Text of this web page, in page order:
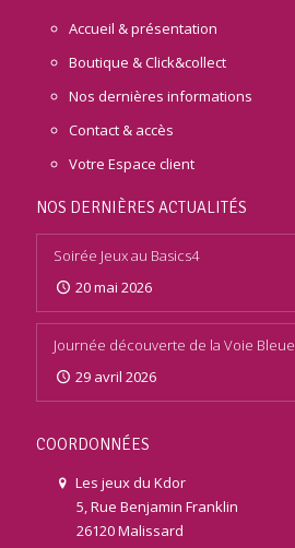
Accueil & présentation
Boutique & Click&collect
Nos dernières informations
Contact & accès
Votre Espace client
NOS DERNIÈRES ACTUALITÉS
Soirée Jeux au Basics4
20 mai 2026
Journée découverte de la Voie Bleue
29 avril 2026
COORDONNÉES
Les jeux du Kdor
5, Rue Benjamin Franklin
26120 Malissard